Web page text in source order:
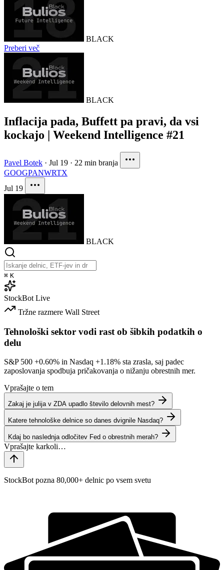
BLACK
Preberi več
BLACK
Inflacija pada, Buffett pa pravi, da vsi
kockajo | Weekend Intelligence #21
Pavel Botek · Jul 19 · 22 min branja
GOOGPANWRTX
Jul 19
BLACK
⌘ K
StockBot Live
Tržne razmere Wall Street
Tehnološki sektor vodi rast ob šibkih podatkih o
delu
S&P 500 +0.60% in Nasdaq +1.18% sta zrasla, saj padec
zaposlovanja spodbuja pričakovanja o nižanju obrestnih mer.
Vprašajte o tem
Zakaj je julija v ZDA upadlo število delovnih mest?
Katere tehnološke delnice so danes dvignile Nasdaq?
Kdaj bo naslednja odločitev Fed o obrestnih merah?
StockBot pozna 80,000+ delnic po vsem svetu